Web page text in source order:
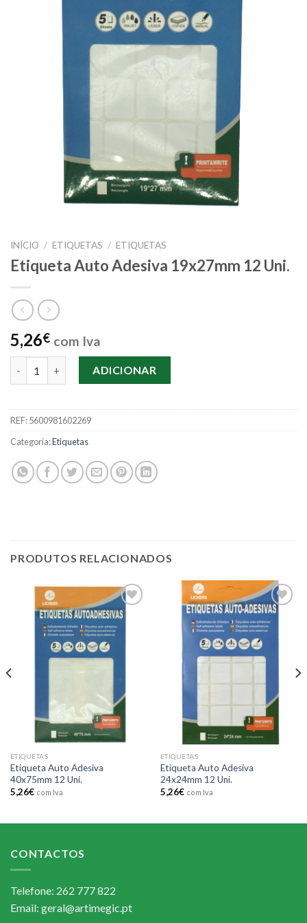
INÍCIO / ETIQUETAS / ETIQUETAS
Etiqueta Auto Adesiva 19x27mm 12 Uni.
5,26€ com Iva
Quantidade de Etiqueta Auto Adesiva 19x27mm 12 Uni.
ADICIONAR
REF:5600981602269
Categoria:Etiquetas
PRODUTOS RELACIONADOS
Add to
ETIQUETAS
Etiqueta Auto Adesiva
40x75mm 12 Uni.
5,26€ com Iva
wishlist
ETIQUETAS
Etiqueta Auto Adesiva
24x24mm 12 Uni.
5,26€ com Iva
CONTACTOS
Telefone: 262 777 822
Email: geral@artimegic.pt